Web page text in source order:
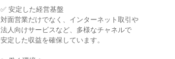
✅ 安定した経営基盤
対面営業だけでなく、インターネット取引や
法人向けサービスなど、多様なチャネルで
安定した収益を確保しています。